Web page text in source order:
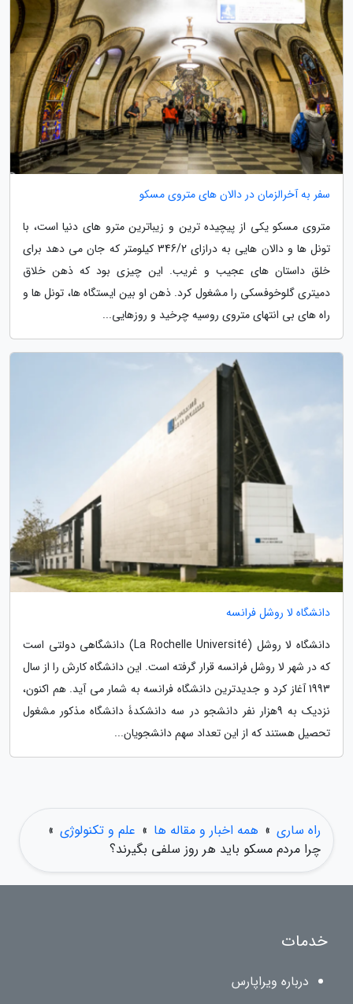
سفر به آخرالزمان در دالان های متروی مسکو
متروی مسکو یکی از پیچیده ترین و زیباترین مترو های دنیا است، با
تونل ها و دالان هایی به درازای 346/2 کیلومتر که جان می دهد برای
خلق داستان های عجیب و غریب. این چیزی بود که ذهن خلاق
دمیتری گلوخوفسکی را مشغول کرد. ذهن او بین ایستگاه ها، تونل ها و
راه های بی انتهای متروی روسیه چرخید و روزهایی...
دانشگاه لا روشل فرانسه
دانشگاه لا روشل (La Rochelle Université) دانشگاهی دولتی است
که در شهر لا روشل فرانسه قرار گرفته است. این دانشگاه کارش را از سال
1993 آغاز کرد و جدیدترین دانشگاه فرانسه به شمار می آید. هم اکنون،
نزدیک به 9هزار نفر دانشجو در سه دانشکدۀ دانشگاه مذکور مشغول
تحصیل هستند که از این تعداد سهم دانشجویان...
راه ساری » همه اخبار و مقاله ها » علم و تکنولوژی »
چرا مردم مسکو باید هر روز سلفی بگیرند؟
خدمات
درباره ویراپارس